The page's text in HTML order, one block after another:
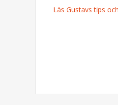
Läs Gustavs tips